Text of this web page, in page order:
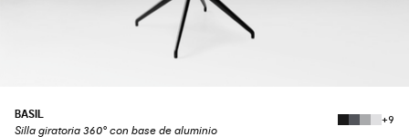
BASIL
Silla giratoria 360° con base de aluminio
+9